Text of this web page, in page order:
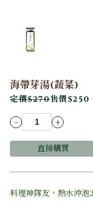
海帶芽湯(蔬菜)
定價$270售價$250
- +
直接購買
料理神隊友，熱水沖泡